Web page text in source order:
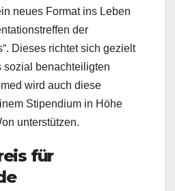
neues Format ins Leben
der
Dieses richtet sich gezielt
sozial benachteiligten
wird auch diese
Stipendium in Höhe
unterstützen.
für